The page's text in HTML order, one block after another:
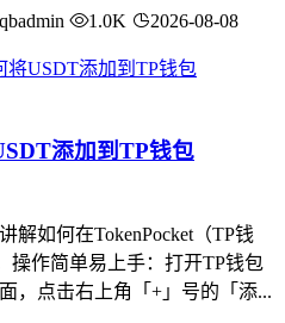
qbadmin 1.0K 2026-08-08
添加到TP钱包
解如何在TokenPocket（TP钱
操作简单易上手：打开TP钱包
，点击右上角「+」号的「添...